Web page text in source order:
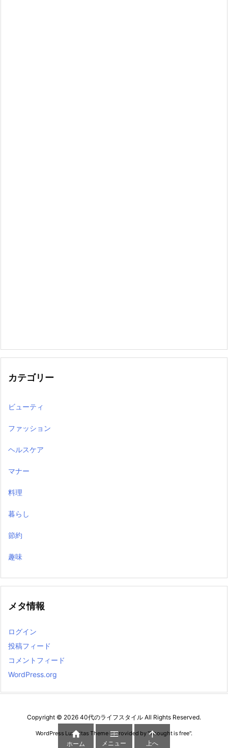
カテゴリー
ビューティ
ファッション
ヘルスケア
マナー
料理
暮らし
節約
趣味
メタ情報
ログイン
投稿フィード
コメントフィード
WordPress.org
Copyright © 2026 40代のライフスタイル All Rights Reserved.
WordPress Luxeritas Theme is provided by "Thought is free".

ホーム

メニュー

上へ